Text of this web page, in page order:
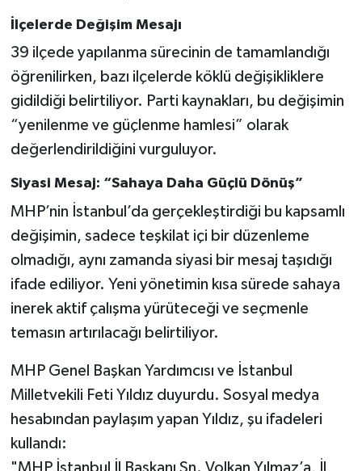
İlçelerde Değişim Mesajı
39 ilçede yapılanma sürecinin de tamamlandığı
öğrenilirken, bazı ilçelerde köklü değişikliklere
gidildiği belirtiliyor. Parti kaynakları, bu değişimin
“yenilenme ve güçlenme hamlesi” olarak
değerlendirildiğini vurguluyor.
Siyasi Mesaj: “Sahaya Daha Güçlü Dönüş”
MHP’nin İstanbul’da gerçekleştirdiği bu kapsamlı
değişimin, sadece teşkilat içi bir düzenleme
olmadığı, aynı zamanda siyasi bir mesaj taşıdığı
ifade ediliyor. Yeni yönetimin kısa sürede sahaya
inerek aktif çalışma yürüteceği ve seçmenle
temasın artırılacağı belirtiliyor.
MHP Genel Başkan Yardımcısı ve İstanbul
Milletvekili Feti Yıldız duyurdu. Sosyal medya
hesabından paylaşım yapan Yıldız, şu ifadeleri
kullandı:
"MHP İstanbul İl Başkanı Sn. Volkan Yılmaz’a, İl